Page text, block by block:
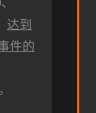
达到
件的